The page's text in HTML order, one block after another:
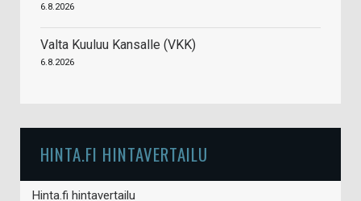
6.8.2026
Valta Kuuluu Kansalle (VKK)
6.8.2026
HINTA.FI HINTAVERTAILU
Hinta.fi hintavertailu